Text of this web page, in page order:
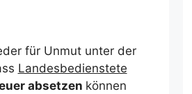
für Unmut unter der
Landesbedienstete
absetzen können